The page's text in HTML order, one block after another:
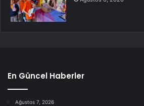
En Güncel Haberler
Ağustos 7, 2026